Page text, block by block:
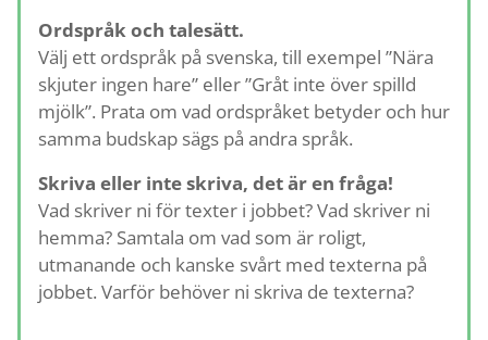
Ordspråk och talesätt.
Välj ett ordspråk på svenska, till exempel ”Nära
skjuter ingen hare” eller ”Gråt inte över spilld
mjölk”. Prata om vad ordspråket betyder och hur
samma budskap sägs på andra språk.
Skriva eller inte skriva, det är en fråga!
Vad skriver ni för texter i jobbet? Vad skriver ni
hemma? Samtala om vad som är roligt,
utmanande och kanske svårt med texterna på
jobbet. Varför behöver ni skriva de texterna?